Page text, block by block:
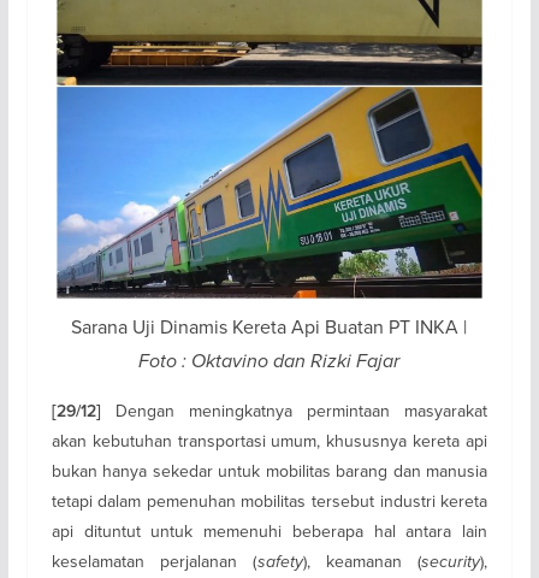
Sarana Uji Dinamis Kereta Api Buatan PT INKA |
Foto : Oktavino dan Rizki Fajar
[29/12]
Dengan meningkatnya permintaan masyarakat
akan kebutuhan transportasi umum, khususnya kereta api
bukan hanya sekedar untuk mobilitas barang dan manusia
tetapi dalam pemenuhan mobilitas tersebut industri kereta
api dituntut untuk memenuhi beberapa hal antara lain
keselamatan perjalanan (safety), keamanan (security),